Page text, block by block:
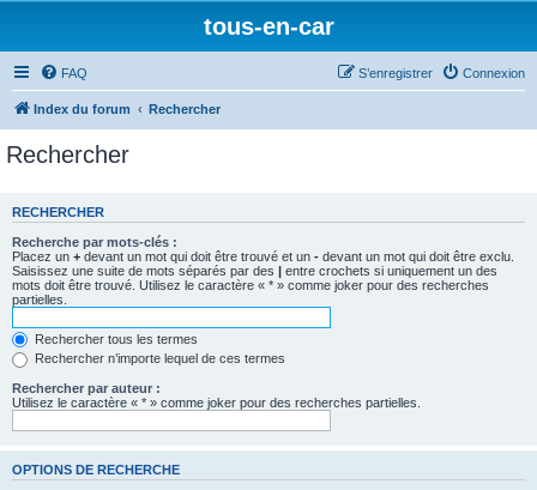
tous-en-car
FAQ Connexion
S’enregistrer
Index du forum Rechercher
Rechercher
RECHERCHER
Recherche par mots-clés :
Placez un + devant un mot qui doit être trouvé et un - devant un mot qui doit être exclu.
Saisissez une suite de mots séparés par des | entre crochets si uniquement un des
mots doit être trouvé. Utilisez le caractère « * » comme joker pour des recherches
partielles.
Rechercher tous les termes
Rechercher n’importe lequel de ces termes
Rechercher par auteur :
Utilisez le caractère « * » comme joker pour des recherches partielles.
OPTIONS DE RECHERCHE